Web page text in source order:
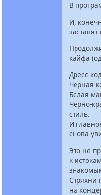
В
И,
заставят
кайфа
Чёрная
Белая
стиль.
И
снова
Это не
к
Стряхни
на